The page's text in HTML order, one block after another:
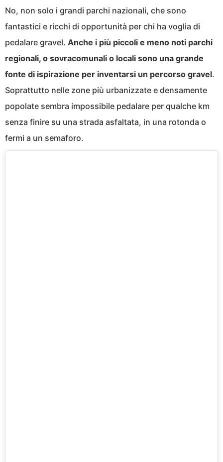
No, non solo i grandi parchi nazionali, che sono
fantastici e ricchi di opportunità per chi ha voglia di
pedalare gravel. Anche i più piccoli e meno noti parchi
regionali, o sovracomunali o locali sono una grande
fonte di ispirazione per inventarsi un percorso gravel.
Soprattutto nelle zone più urbanizzate e densamente
popolate sembra impossibile pedalare per qualche km
senza finire su una strada asfaltata, in una rotonda o
fermi a un semaforo.